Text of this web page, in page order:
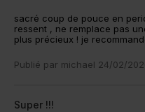
sacré coup de pouce en
ressent , ne remplace pas
plus précieux ! je
Publié par michael 24/02/
Super !!!